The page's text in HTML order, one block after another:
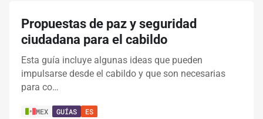
Propuestas de paz y seguridad
ciudadana para el cabildo
Esta guía incluye algunas ideas que pueden
impulsarse desde el cabildo y que son necesarias
para co…
MEX GUÍAS ES